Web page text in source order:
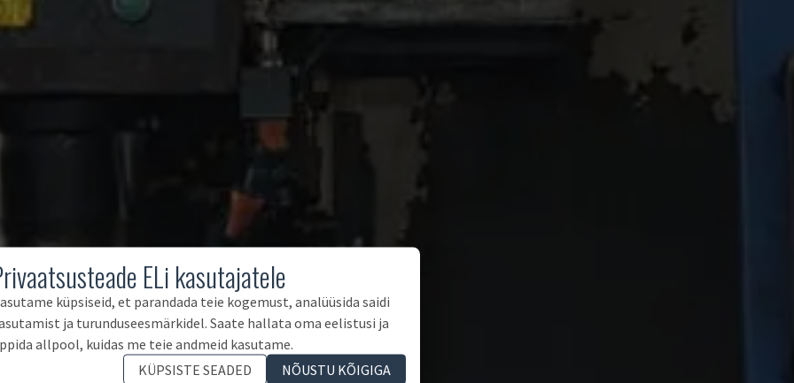
ELi kasutajatele
küpsiseid, et parandada teie kogemust, analüüsida saidi
ja turunduseesmärkidel. Saate hallata oma eelistusi ja
allpool, kuidas me teie andmeid kasutame.
KÜPSISTE SEADED
NÕUSTU KÕIGIGA